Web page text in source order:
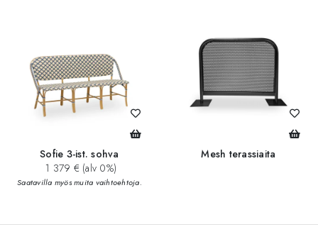
Sofie 3-ist. sohva
1 379 € (alv 0%)
Saatavilla myös muita vaihtoehtoja.
Mesh terassiaita